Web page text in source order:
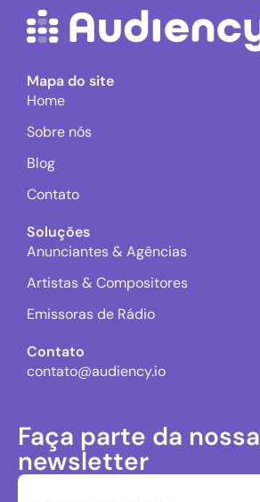
Mapa do site
Home
Sobre nós
Blog
Contato
Soluções
Anunciantes & Agências
Artistas & Compositores
Emissoras de Rádio
Contato
contato@audiency.io
Faça parte da nossa
newsletter